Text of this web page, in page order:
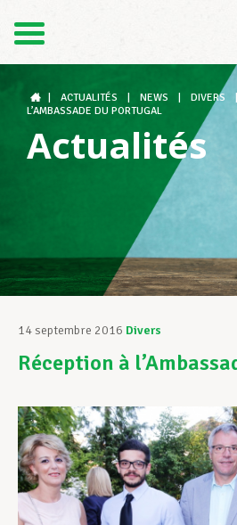
DE
Le LCGB
Structures syndicales
Assistance au Travail
Vos droits
Assistance en vie privée
Développement
ACTUALITÉS NEWS DIVERS
L’AMBASSADE DU PORTUGAL
Actualités
14 septembre 2016 Divers
Réception à